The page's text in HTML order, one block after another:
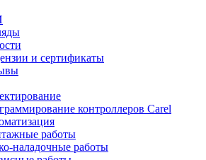
и сертификаты
контроллеров Carel
работы
наладочные работы